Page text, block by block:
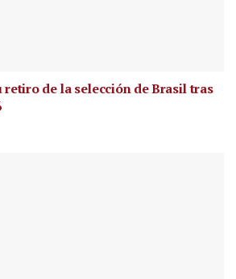
retiro de la selección de Brasil tras